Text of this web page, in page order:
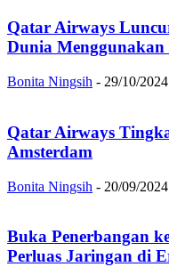
Qatar Airways
Dunia
Bonita Ningsih - 29/10/2024
Qatar Airways
Amsterdam
Bonita Ningsih - 20/09/2024
Buka Penerbangan
Perluas Jaringan di